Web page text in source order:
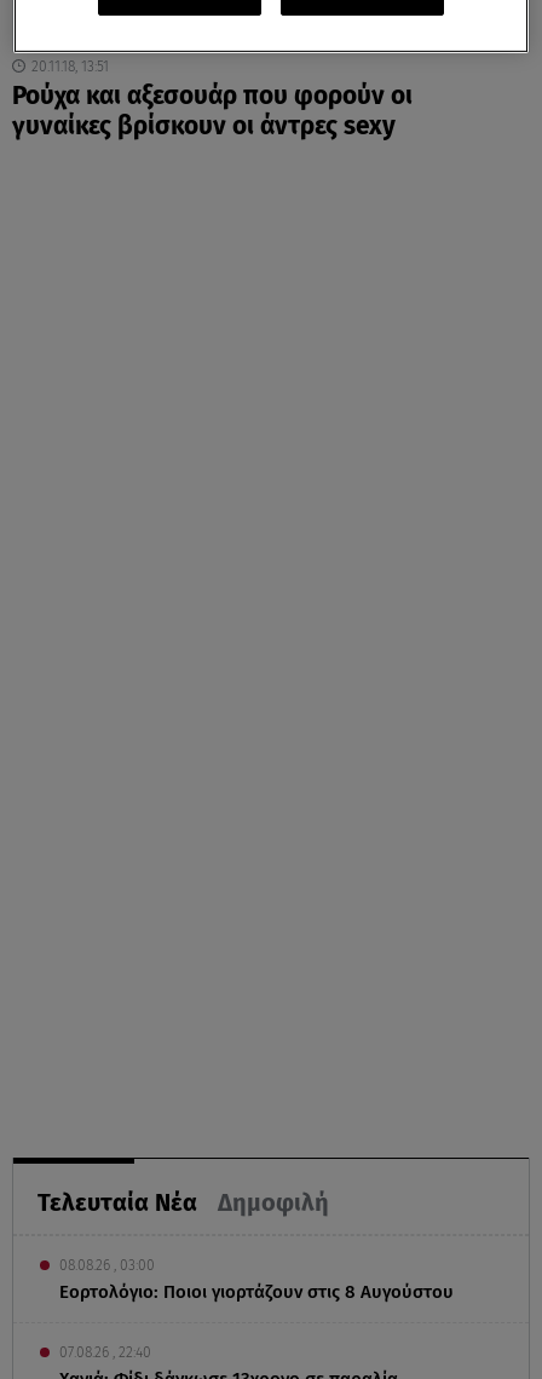
20.11.18, 13:51
Ρούχα και αξεσουάρ που φορούν οι
γυναίκες βρίσκουν οι άντρες sexy
Τελευταία Νέα Δημοφιλή
08.08.26 , 03:00
Εορτολόγιο: Ποιοι γιορτάζουν στις 8 Αυγούστου
07.08.26 , 22:40